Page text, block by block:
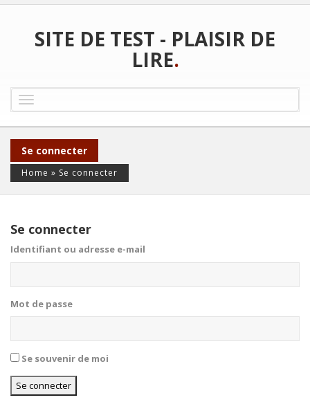
SITE DE TEST - PLAISIR DE
LIRE.
navigation
Se connecter
Home » Se connecter
Se connecter
Identifiant ou adresse e-mail
Mot de passe
Se souvenir de moi
Se connecter